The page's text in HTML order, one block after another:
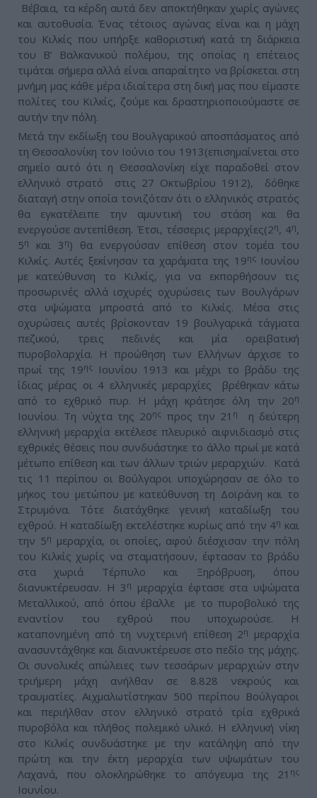
Βέβαια, τα κέρδη αυτά δεν αποκτήθηκαν χωρίς αγώνες
και αυτοθυσία. Ένας τέτοιος αγώνας είναι και η μάχη
του Κιλκίς που υπήρξε καθοριστική κατά τη διάρκεια
του Β’ Βαλκανικού πολέμου, της οποίας η επέτειος
τιμάται σήμερα αλλά είναι απαραίτητο να βρίσκεται στη
μνήμη μας κάθε μέρα ιδιαίτερα στη δική μας που είμαστε
πολίτες του Κιλκίς, ζούμε και δραστηριοποιούμαστε σε
αυτήν την πόλη.
Μετά την εκδίωξη του Βουλγαρικού αποσπάσματος από
τη Θεσσαλονίκη τον Ιούνιο του 1913(επισημαίνεται στο
σημείο αυτό ότι η Θεσσαλονίκη είχε παραδοθεί στον
ελληνικό στρατό στις 27 Οκτωβρίου 1912), δόθηκε
διαταγή στην οποία τονιζόταν ότι ο ελληνικός στρατός
θα εγκατέλειπε την αμυντική του στάση και θα
ενεργούσε αντεπίθεση. Έτσι, τέσσερις μεραρχίες(2η, 4η,
5η και 3 η) θα ενεργούσαν επίθεση στον τομέα του
Κιλκίς. Αυτές ξεκίνησαν τα χαράματα της 19ηςΙουνίου
με κατεύθυνση το Κιλκίς, για να εκπορθήσουν τις
προσωρινές αλλά ισχυρές οχυρώσεις των Βουλγάρων
στα υψώματα μπροστά από το Κιλκίς. Μέσα στις
οχυρώσεις αυτές βρίσκονταν 19 βουλγαρικά τάγματα
πεζικού, τρεις πεδινές και μία ορειβατική
πυροβολαρχία. Η προώθηση των Ελλήνων άρχισε το
πρωί της 19ης
Ιουνίου 1913 και μέχρι το βράδυ της
ίδιας μέρας οι 4 ελληνικές μεραρχίες βρέθηκαν κάτω
από το εχθρικό πυρ. Η μάχη κράτησε όλη την 20η
Ιουνίου. Τη νύχτα της 20ης προς την 21 η
η δεύτερη
ελληνική μεραρχία εκτέλεσε πλευρικό αιφνιδιασμό στις
εχθρικές θέσεις που συνδυάστηκε το άλλο πρωί με κατά
μέτωπο επίθεση και των άλλων τριών μεραρχιών. Κατά
τις 11 περίπου οι Βούλγαροι υποχώρησαν σε όλο το
μήκος του μετώπου με κατεύθυνση τη Δοϊράνη και το
Στρυμόνα. Τότε διατάχθηκε γενική καταδίωξη του
εχθρού. Η καταδίωξη εκτελέστηκε κυρίως από την 4η και
την 5η μεραρχία, οι οποίες, αφού διέσχισαν την πόλη
του Κιλκίς χωρίς να σταματήσουν, έφτασαν το βράδυ
στα χωριά Τέρπυλο και Ξηρόβρυση, όπου
διανυκτέρευσαν. Η 3 η
μεραρχία έφτασε στα υψώματα
Μεταλλικού, από όπου έβαλλε με το πυροβολικό της
εναντίον του εχθρού που υποχωρούσε. Η
καταπονημένη από τη νυχτερινή επίθεση 2η
μεραρχία
ανασυντάχθηκε και διανυκτέρευσε στο πεδίο της μάχης.
Οι συνολικές απώλειες των τεσσάρων μεραρχιών στην
τριήμερη μάχη ανήλθαν σε 8.828 νεκρούς και
τραυματίες. Αιχμαλωτίστηκαν 500 περίπου Βούλγαροι
και περιήλθαν στον ελληνικό στρατό τρία εχθρικά
πυροβόλα και πλήθος πολεμικό υλικό. Η ελληνική νίκη
στο Κιλκίς συνδυάστηκε με την κατάληψη από την
πρώτη και την έκτη μεραρχία των υψωμάτων του
Λαχανά, που ολοκληρώθηκε το απόγευμα της 21 ης
Ιουνίου.